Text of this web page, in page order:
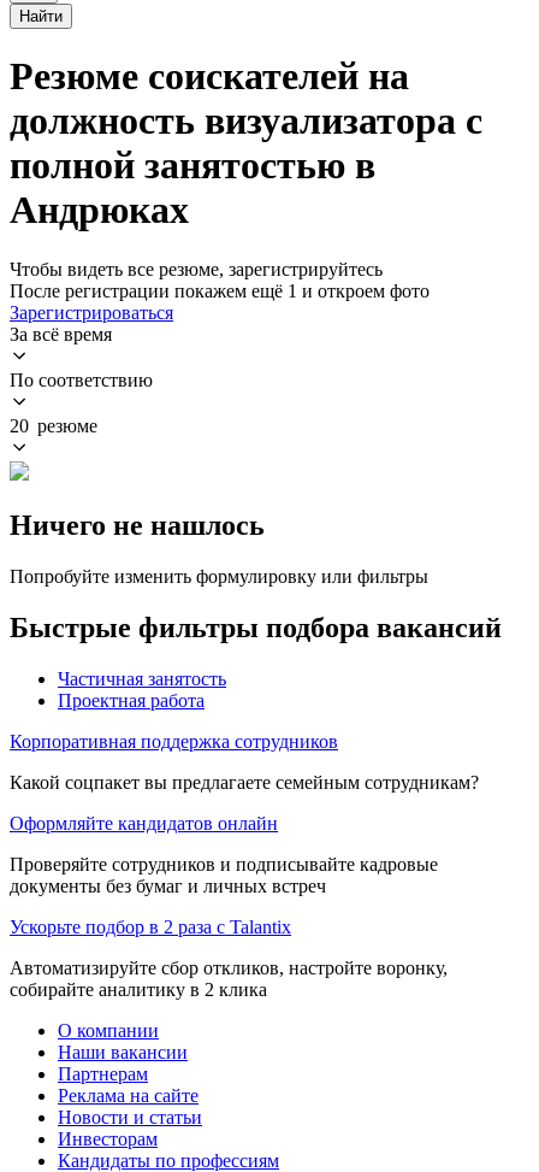
Найти
Резюме соискателей на
должность визуализатора с
полной занятостью в
Андрюках
Чтобы видеть все резюме, зарегистрируйтесь
После регистрации покажем ещё 1 и откроем фото
Зарегистрироваться
За всё время
По соответствию
20 резюме
Ничего не нашлось
Попробуйте изменить формулировку или фильтры
Быстрые фильтры подбора вакансий
Частичная занятость
Проектная работа
Корпоративная поддержка сотрудников
Какой соцпакет вы предлагаете семейным сотрудникам?
Оформляйте кандидатов онлайн
Проверяйте сотрудников и подписывайте кадровые
документы без бумаг и личных встреч
Ускорьте подбор в 2 раза с Talantix
Автоматизируйте сбор откликов, настройте воронку,
собирайте аналитику в 2 клика
О компании
Наши вакансии
Партнерам
Реклама на сайте
Новости и статьи
Инвесторам
Кандидаты по профессиям